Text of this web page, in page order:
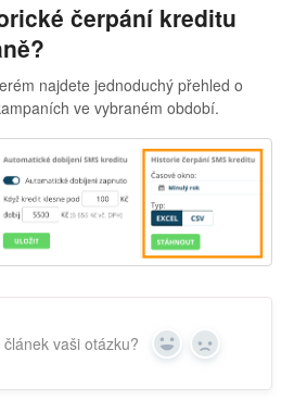
čerpání kreditu
najdete jednoduchý přehled o
ve vybraném období.
vaši otázku? Yes No